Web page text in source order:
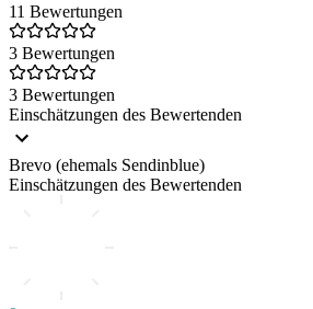
11 Bewertungen
3 Bewertungen
3 Bewertungen
Einschätzungen des Bewertenden
Brevo (ehemals Sendinblue)
Einschätzungen des Bewertenden